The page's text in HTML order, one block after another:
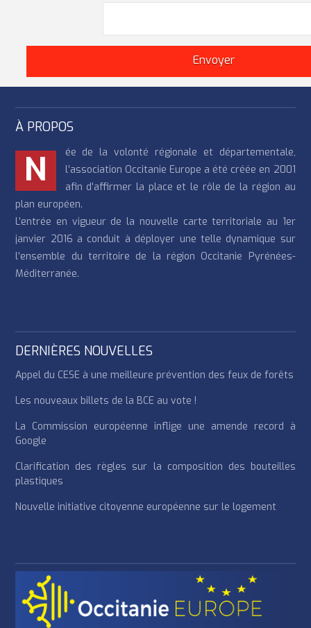
À PROPOS
N
ée de la volonté régionale et départementale,
l’association Occitanie Europe a été créée en 2001
afin d’affirmer la place et le rôle de la région au
plan européen.
L’entrée en vigueur de la nouvelle carte territoriale au 1er
janvier 2016 a conduit à déployer une telle dynamique sur
l’ensemble du territoire de la région Occitanie Pyrénées-
Méditerranée.
DERNIÈRES NOUVELLES
Appel du CESE à une meilleure prévention des feux de forêts
Les nouveaux billets de la BCE au vote !
La Commission européenne inflige une amende record à
Google
Clarification des règles sur la composition des bouteilles
plastiques
Nouvelle initiative citoyenne européenne sur le logement